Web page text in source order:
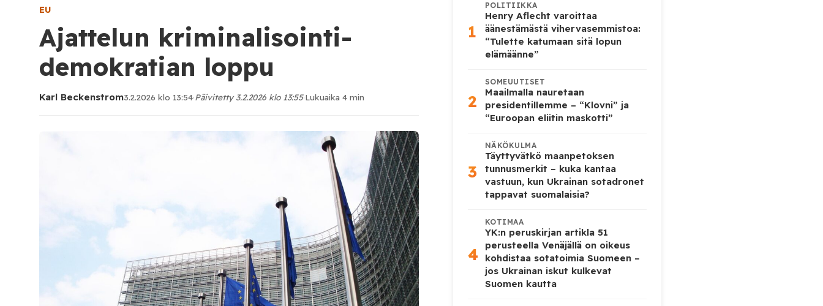
EU
Ajattelun kriminalisointi-
demokratian loppu
Karl Beckenstrom3.2.2026 klo 13:54·Päivitetty 3.2.2026 klo 13:55·Lukuaika 4 min
1
POLITIIKKA
Henry Aflecht varoittaa
äänestämästä vihervasemmistoa:
“Tulette katumaan sitä lopun
elämäänne”
2
SOMEUUTISET
Maailmalla nauretaan
presidentillemme – “Klovni” ja
“Euroopan eliitin maskotti”
3
NÄKÖKULMA
Täyttyvätkö maanpetoksen
tunnusmerkit – kuka kantaa
vastuun, kun Ukrainan sotadronet
tappavat suomalaisia?
4
KOTIMAA
YK:n peruskirjan artikla 51
perusteella Venäjällä on oikeus
kohdistaa sotatoimia Suomeen –
jos Ukrainan iskut kulkevat
Suomen kautta